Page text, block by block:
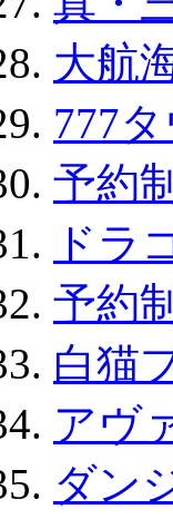
大航
777
予約
ドラ
予約
白猫
アヴ
ダン